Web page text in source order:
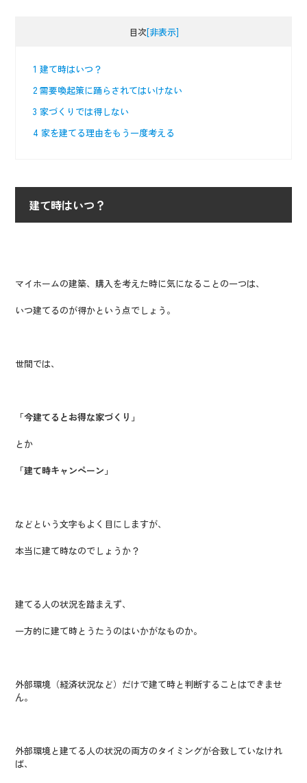
目次[非表示]
1 建て時はいつ？
2 需要喚起策に踊らされてはいけない
3 家づくりでは得しない
4 家を建てる理由をもう一度考える
建て時はいつ？
マイホームの建築、購入を考えた時に気になることの一つは、
いつ建てるのが得かという点でしょう。
世間では、
「今建てるとお得な家づくり」
とか
「建て時キャンペーン」
などという文字もよく目にしますが、
本当に建て時なのでしょうか？
建てる人の状況を踏まえず、
一方的に建て時とうたうのはいかがなものか。
外部環境（経済状況など）だけで建て時と判断することはできませ
ん。
外部環境と建てる人の状況の両方のタイミングが合致していなけれ
ば、